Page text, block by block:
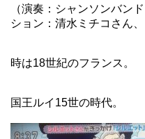
（演奏：シャンソンバン
ション：清水ミチコさん
時は18世紀のフランス。
国王ルイ15世の時代。